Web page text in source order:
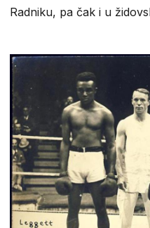
Radniku, pa čak i u